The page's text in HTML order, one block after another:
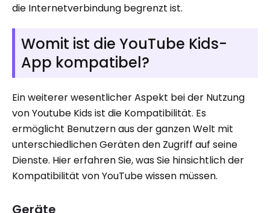
die Internetverbindung begrenzt ist.
Womit ist die YouTube Kids-
App kompatibel?
Ein weiterer wesentlicher Aspekt bei der Nutzung
von Youtube Kids ist die Kompatibilität. Es
ermöglicht Benutzern aus der ganzen Welt mit
unterschiedlichen Geräten den Zugriff auf seine
Dienste. Hier erfahren Sie, was Sie hinsichtlich der
Kompatibilität von YouTube wissen müssen.
Geräte